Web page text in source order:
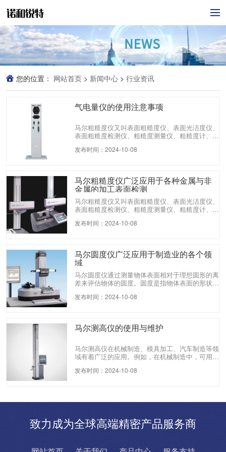
您的位置： 网站首页 > 新闻中心 > 行业资讯
气电量仪的使用注意事项
马尔粗糙度仪又叫表面粗糙度仪、表面光洁度仪、
表面粗糙度检测仪、粗糙度测量仪、粗糙度计、粗
范围宽、操作简便、便于携带、工作稳定等特点，
有手持式特点，更适宜在生产现场使用。外形设
计，坚固耐用，抗电磁干扰能力显著，符合当今设
计新趋势。
发布时间：2024-10-08
马尔粗糙度仪广泛应用于各种金属与非
金属的加工表面检测
马尔粗糙度仪又叫表面粗糙度仪、表面光洁度仪、
表面粗糙度检测仪、粗糙度测量仪、粗糙度计、粗
范围宽、操作简便、便于携带、工作稳定等特点，
有手持式特点，更适宜在生产现场使用。外形设
计，坚固耐用，抗电磁干扰能力显著，符合当今设
计新趋势。马尔粗糙度仪广泛应用于各种金属与非
金属的加工表面检测，尤其在机械加工制造业中占
据重要地位。
发布时间：2024-10-08
马尔圆度仪广泛应用于制造业的各个领
域
马尔圆度仪通过测量物体表面相对于理想圆形的离
差来评估物体的圆度。圆度是指物体表面的形状偏
圆度仪的测量原理结合了光学和机械原理。它利用
差。具体来说，仪器会在工件上投射一束光，并观
察光束在工件表面反射时的变化，以此来判断工件
面的形状进行运动，指向工件外侧和内侧的两个
点，通过测量指针的移动距离和方向来确定工件的
圆度误差。
发布时间：2024-10-08
马尔测高仪的使用与维护
马尔测高仪在机械制造、模具加工、汽车制造等领
域有着广泛的应用。例如，在机械制造中，可用于
加工中，可用于测量模具的尺寸和形状公差等。马
和位置公差尺寸。
发布时间：2024-10-08
致力成为全球高端精密产品服务商